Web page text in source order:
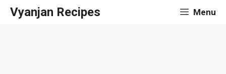
SkipVyanjan Recipes Menu